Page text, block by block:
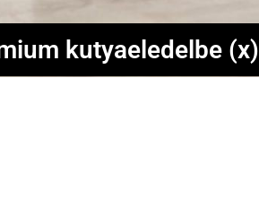
kutyaeledelbe (x)